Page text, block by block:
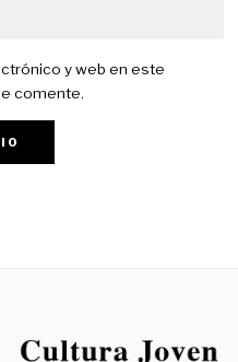
y web en este
comente.